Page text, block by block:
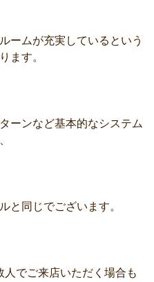
ームが充実しているという
ます。
ーンなど基本的なシステム
と同じでございます。
でご来店いただく場合も